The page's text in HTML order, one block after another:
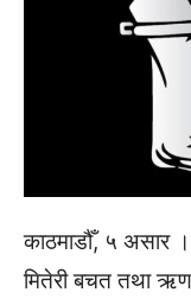
काठमाडौँ, ५ असार
मितेरी बचत तथा